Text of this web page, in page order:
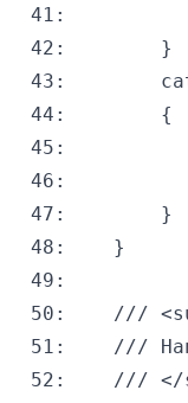
41:
42:
43:
44:
45:
46:
47:
48:
49:
50:
///
51:
///
52:
/// </